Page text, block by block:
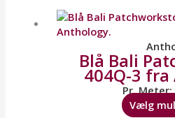
Blå Bali
404Q-3
Pr. Meter:
Vælg